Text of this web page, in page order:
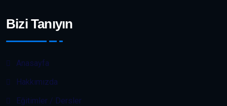
Bizi Tanıyın
Anasayfa
Hakkımızda
Eğitimler / Dersler